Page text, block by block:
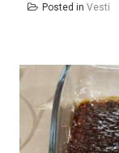
Posted in Vesti